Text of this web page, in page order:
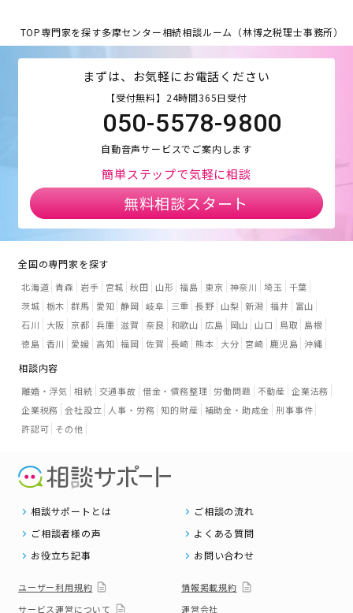
TOP専門家を探す多摩センター相続相談ルーム（林博之税理士事務所）
まずは、お気軽にお電話ください
【受付無料】24時間365日受付
050-5578-9800
自動音声サービスでご案内します
簡単ステップで気軽に相談
無料相談スタート
全国の専門家を探す
北海道 青森 岩手 宮城 秋田 山形 福島 東京 神奈川 埼玉
千葉
茨城 栃木 群馬 愛知 静岡 岐阜 三重 長野 山梨 新潟 福井
富山
石川
大阪 京都 兵庫 滋賀 奈良 和歌山 広島 岡山 山口 鳥取
島根
徳島 香川 愛媛 高知 福岡 佐賀 長崎 熊本 大分 宮崎 鹿児島 沖縄
相談内容
離婚・浮気 相続 交通事故 借金・債務整理 労働問題 不動産 企業法務
企業税務 会社設立 人事・労務 知的財産 補助金・助成金 刑事事件
許認可 その他
相談サポートとは
ご相談の流れ
ご相談者様の声
よくある質問
お役立ち記事
お問い合わせ
ユーザー利用規約
情報掲載規約
サービス運営について
運営会社